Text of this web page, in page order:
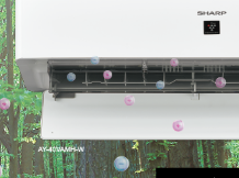
智慧空調
型
代碼查詢
風系列
對開除菌冰箱
開除菌冰箱
鍋
離子造型器
空氣清淨機